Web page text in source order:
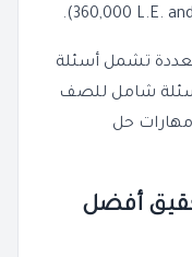
360,000 L.E.
تشمل أسئلة
شامل للصف
مهارات حل
أفضل